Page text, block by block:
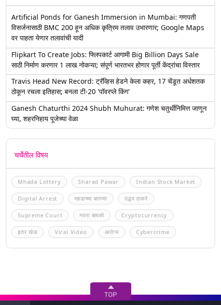
Artificial Ponds for Ganesh Immersion in Mumbai: गणपती
विसर्जनासाठी BMC 200 हून अधिक कृत्रिम तलाव उभारणार; Google Maps
वर पाहता येणार तलावांची यादी
Flipkart To Create Jobs: फ्लिपकार्ट आगामी Big Billion Days Sale
साठी निर्माण करणार 1 लाख नोकऱ्या; संपूर्ण भारतभर होणार पूर्ती केंद्रांचा विस्तार
Travis Head New Record: ट्रॅव्हिस हेडने केला कहर, 17 चेंडूत अर्धशतक
ठोकून रचला इतिहास; बनला टी-20 'पॉवरप्ले किंग'
Ganesh Chaturthi 2024 Shubh Muhurat: गणेश चतुर्थीनिमित्त जाणून
घ्या, शहरनिहाय पूजेच्या वेळा
चर्चेतील विषय
Mhada Lottery Sharad Pawar Indian Stock Market
Digital Arrest म्हाडाच्या बातम्या उद्धव ठाकरे
Supreme Court नवरा बायको Cryptocurrency
इतर खेळ Viral Video आरोग्य Cybercrime